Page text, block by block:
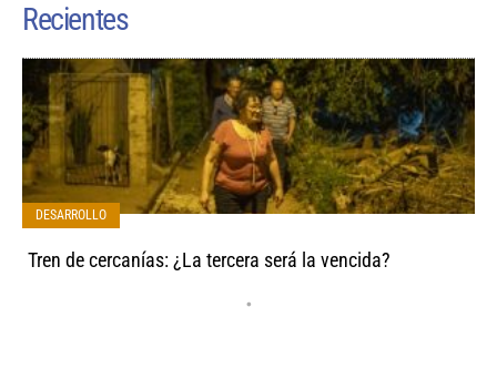
Recientes
Tren de cercanías: ¿La tercera será la vencida?
•
DESARROLLO